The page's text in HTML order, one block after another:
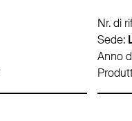
Nr. di
Sede:
Anno